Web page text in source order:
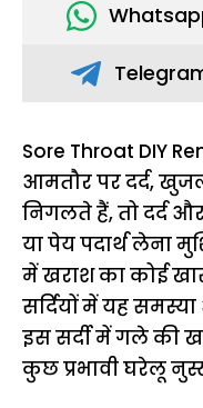
Sore Throat DIY
आमतौर पर दर्द,
निगलते हैं, तो दर्द
या पेय पदार्थ लेना
में खराश का कोई
सर्दियों में यह
इस सर्दी में गले की
कुछ प्रभावी घरेलू